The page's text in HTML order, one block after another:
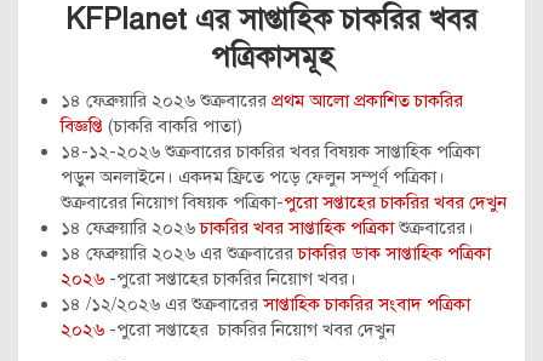
KFPlanet এর সাপ্তাহিক চাকরির খবর
পত্রিকাসমূহ
১৪ ফেব্রুয়ারি ২০২৬ শুক্রবারের প্রথম আলো প্রকাশিত চাকরির
বিজ্ঞপ্তি (চাকরি বাকরি পাতা)
১৪-১২-২০২৬ শুক্রবারের চাকরির খবর বিষয়ক সাপ্তাহিক পত্রিকা
পড়ুন অনলাইনে। একদম ফ্রিতে পড়ে ফেলুন সম্পূর্ণ পত্রিকা।
শুক্রবারের নিয়োগ বিষয়ক পত্রিকা-পুরো সপ্তাহের চাকরির খবর দেখুন
১৪ ফেব্রুয়ারি ২০২৬চাকরির খবর সাপ্তাহিক পত্রিকাশুক্রবারের।
১৪ ফেব্রুয়ারি ২০২৬ এর শুক্রবারেরচাকরির ডাক সাপ্তাহিক পত্রিকা
২০২৬ -পুরো সপ্তাহের চাকরির নিয়োগ খবর।
১৪ /১২/২০২৬ এর শুক্রবারেরসাপ্তাহিক চাকরির সংবাদ পত্রিকা
২০২৬ -পুরো সপ্তাহের চাকরির নিয়োগ খবর দেখুন